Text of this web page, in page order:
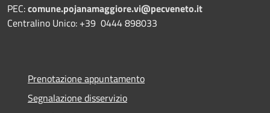
PEC:comune.pojanamaggiore.vi@pecveneto.it
Centralino Unico: +39 0444 898033
Prenotazione appuntamento
Segnalazione disservizio